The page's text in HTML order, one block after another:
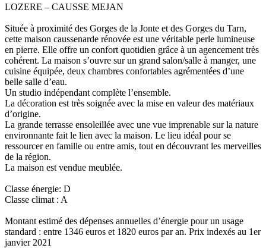
LOZERE – CAUSSE MEJAN
Située à proximité des Gorges de la Jonte et des Gorges du Tarn,
cette maison caussenarde rénovée est une véritable perle lumineuse
en pierre. Elle offre un confort quotidien grâce à un agencement très
cohérent. La maison s’ouvre sur un grand salon/salle à manger, une
cuisine équipée, deux chambres confortables agrémentées d’une
belle salle d’eau.
Un studio indépendant complète l’ensemble.
La décoration est très soignée avec la mise en valeur des matériaux
d’origine.
La grande terrasse ensoleillée avec une vue imprenable sur la nature
environnante fait le lien avec la maison. Le lieu idéal pour se
ressourcer en famille ou entre amis, tout en découvrant les merveilles
de la région.
La maison est vendue meublée.
Classe énergie: D
Classe climat : A
Montant estimé des dépenses annuelles d’énergie pour un usage
standard : entre 1346 euros et 1820 euros par an. Prix indexés au 1er
janvier 2021